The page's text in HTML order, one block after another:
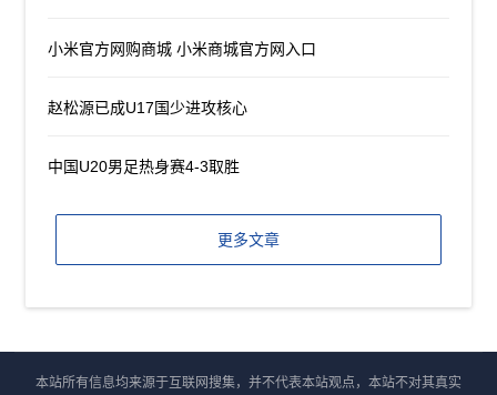
小米官方网购商城 小米商城官方网入口
赵松源已成U17国少进攻核心
中国U20男足热身赛4-3取胜
更多文章
本站所有信息均来源于互联网搜集，并不代表本站观点，本站不对其真实